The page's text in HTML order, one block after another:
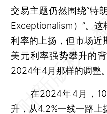
交易主题仍然围绕“特
Exceptionalism）”。
利率的上扬，但市场近
美元利率强势攀升的
2024年4月那样的调整。
在2024年4月，10
升，从4.2%一线一路上